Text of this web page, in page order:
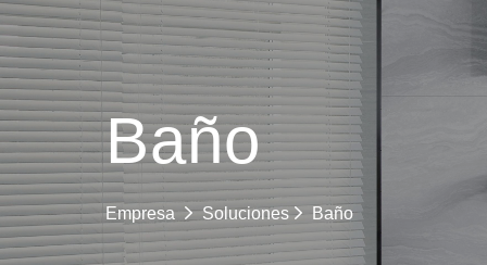
Baño
Empresa Soluciones Baño